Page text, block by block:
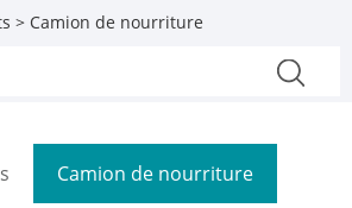
> Camion de nourriture
Camion de nourriture